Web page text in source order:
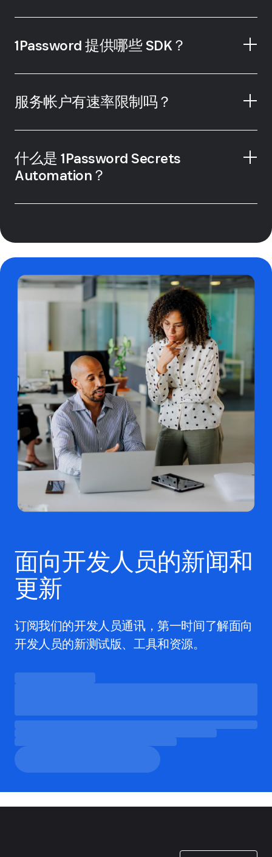
用户 API
1Password 提供哪些 SDK？
服务帐户有速率限制吗？
1Password Developer 门户网站
什么是 1Password Secrets
Automation？
面向开发人员的新闻和
更新
订阅我们的开发人员通讯，第一时间了解面向
开发人员的新测试版、工具和资源。